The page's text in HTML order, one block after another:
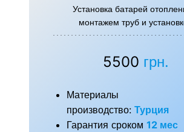
Установка батарей
монтажем труб и
5500 грн.
Материалы
производство: Турция
Гарантия сроком 12 мес